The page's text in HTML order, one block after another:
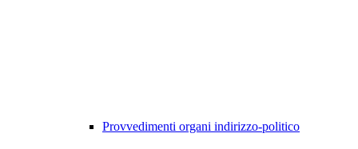
Provvedimenti organi indirizzo-politico